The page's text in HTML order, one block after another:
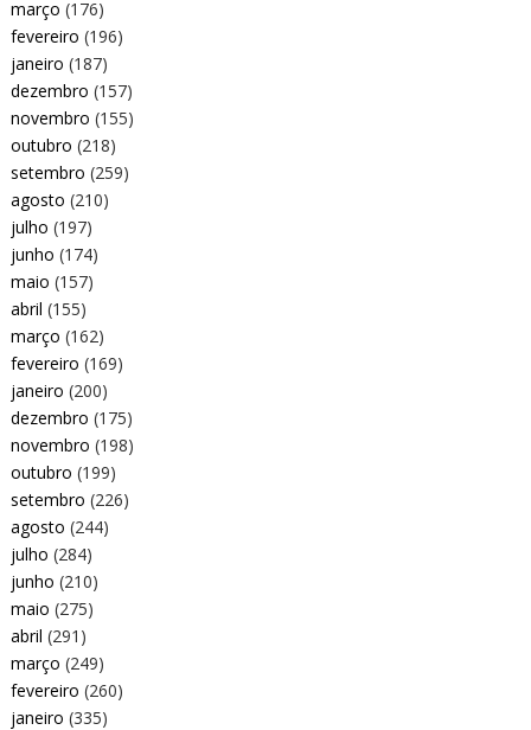
março (176)
fevereiro (196)
janeiro (187)
dezembro (157)
novembro (155)
outubro (218)
setembro (259)
agosto (210)
julho (197)
junho (174)
maio (157)
abril (155)
março (162)
fevereiro (169)
janeiro (200)
dezembro (175)
novembro (198)
outubro (199)
setembro (226)
agosto (244)
julho (284)
junho (210)
maio (275)
abril (291)
março (249)
fevereiro (260)
janeiro (335)